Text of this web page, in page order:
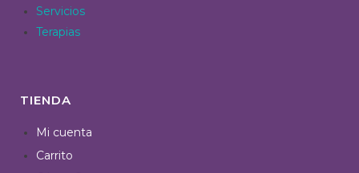
Servicios
Terapias
TIENDA
Mi cuenta
Carrito